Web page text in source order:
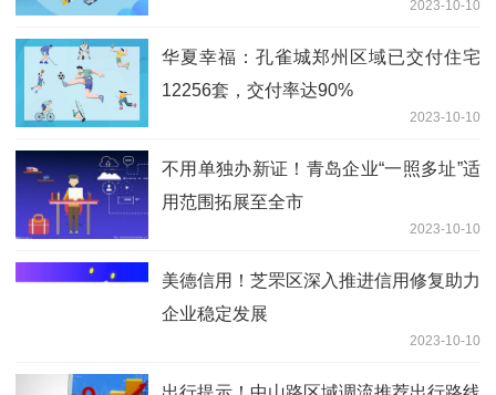
2023-10-10
华夏幸福：孔雀城郑州区域已交付住宅
12256套，交付率达90%
2023-10-10
不用单独办新证！青岛企业“一照多址”适
用范围拓展至全市
2023-10-10
美德信用！芝罘区深入推进信用修复助力
企业稳定发展
2023-10-10